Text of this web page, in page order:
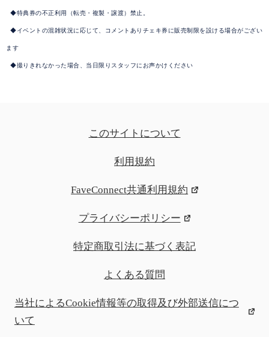
◆特典券の不正利用（転売・複製・譲渡）禁止。
◆イベントの混雑状況に応じて、コメントありチェキ券に販売制限を設ける場合がござい
ます
◆撮りきれなかった場合、当日限りスタッフにお声かけください
このサイトについて
利用規約
FaveConnect共通利用規約
プライバシーポリシー
特定商取引法に基づく表記
よくある質問
当社によるCookie情報等の取得及び外部送信につ
いて